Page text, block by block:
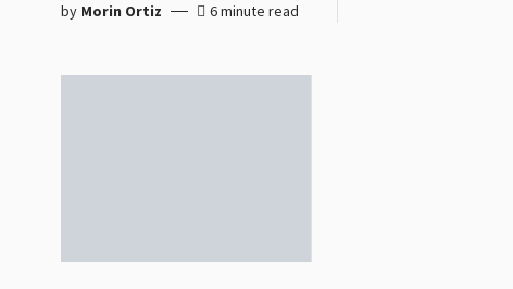
by Morin Ortiz 6 minute read